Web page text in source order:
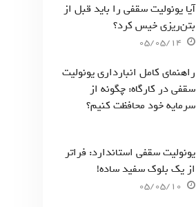
آیا یونولیت سقفی را باید قبل از
بتن‌ریزی خیس کرد؟
05/05/14
راهنمای کامل انبارداری یونولیت
سقفی در کارگاه: چگونه از
سرمایه خود محافظت کنیم؟
یونولیت سقفی استاندارد: فراتر
از یک بلوک سفید ساده!
05/05/10